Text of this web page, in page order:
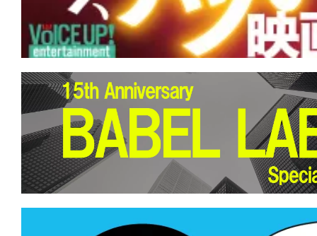
『名無し』『SUPER BEAVER LIVE &
地』など新作3本がランクイン！
★【#観客動員ランキング】『プラダを
位奪還！『劇場版 魔法科高校の劣等生
つじ探偵団』など新作5本がランクイン
★【#観客動員ランキング】『ザ・スー
ラクシー・ムービー』が初登場1位！『